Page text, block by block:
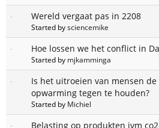
Wereld vergaat pas in 2208
Started bysciencemike
Hoe lossen we het conflict in
Started by mjkamminga
Is het uitroeien van mensen
opwarming tegen te houden?
Started by Michiel
Belasting op produkten ivm